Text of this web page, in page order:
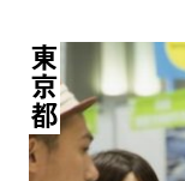
東京都